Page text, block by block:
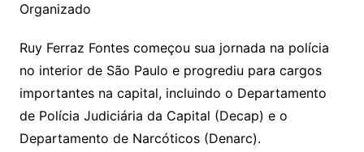
Organizado
Ruy Ferraz Fontes começou sua jornada na polícia
no interior de São Paulo e progrediu para cargos
importantes na capital, incluindo o Departamento
de Polícia Judiciária da Capital (Decap) e o
Departamento de Narcóticos (Denarc).